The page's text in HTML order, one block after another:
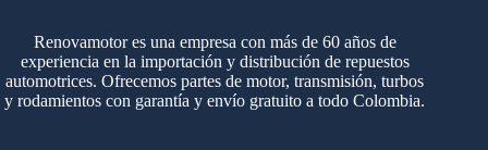
Renovamotor es una empresa con más de 60 años de
experiencia en la importación y distribución de repuestos
automotrices. Ofrecemos partes de motor, transmisión, turbos
y rodamientos con garantía y envío gratuito a todo Colombia.